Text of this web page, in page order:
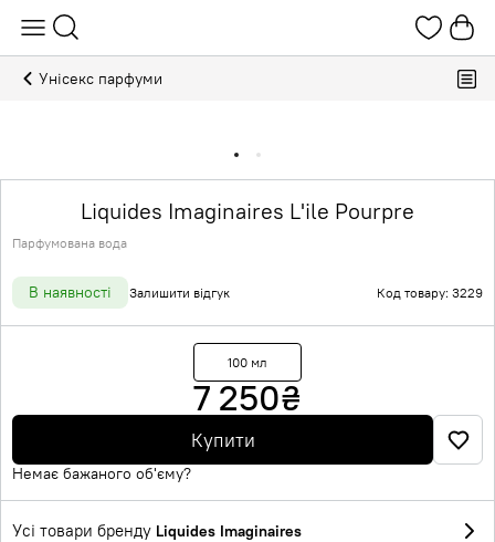
Унісекс парфуми
Liquides Imaginaires L'ile Pourpre
Парфумована вода
В наявності Залишити відгук Код товару: 3229
100 мл
7 250₴
Купити
Немає бажаного об'єму?
Усі товари бренду Liquides Imaginaires